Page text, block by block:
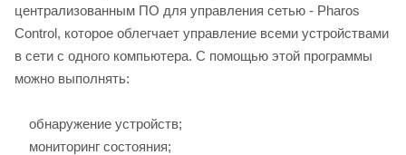
централизованным ПО для управления сетью - Pharos
Control, которое облегчает управление всеми устройствами
в сети с одного компьютера. С помощью этой программы
можно выполнять:
обнаружение устройств;
мониторинг состояния;